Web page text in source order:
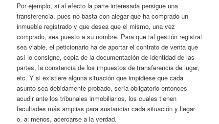
Por ejemplo, si al efecto la parte interesada persigue una
transferencia, pues no basta con alegar que ha comprado un
inmueble registrado y que desea que el mismo, una vez
comprado, sea puesto a su nombre. Para que tal gestión registral
sea viable, el peticionario ha de aportar el contrato de venta que
así lo consigne, copia de la documentación de identidad de las
partes, la constancia de los impuestos de transferencia de lugar,
etc. Y si existiere alguna situación que impidiese que cada
asunto sea debidamente probado, sería obligatorio entonces
acudir ante los tribunales inmobiliarios, los cuales tienen
facultades más amplias para sustanciar cada situación y llegar
o, al menos, acercarse a la verdad.